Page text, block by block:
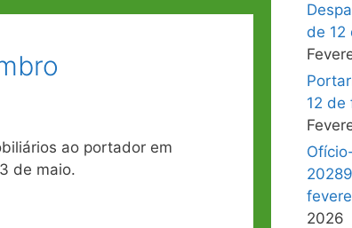
ao portador em
de maio.
de 12
12 de
2026